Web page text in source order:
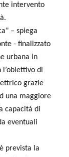
intervento
– spiega
- finalizzato
urbana in
l’obiettivo di
grazie
una maggiore
capacità di
eventuali
prevista la